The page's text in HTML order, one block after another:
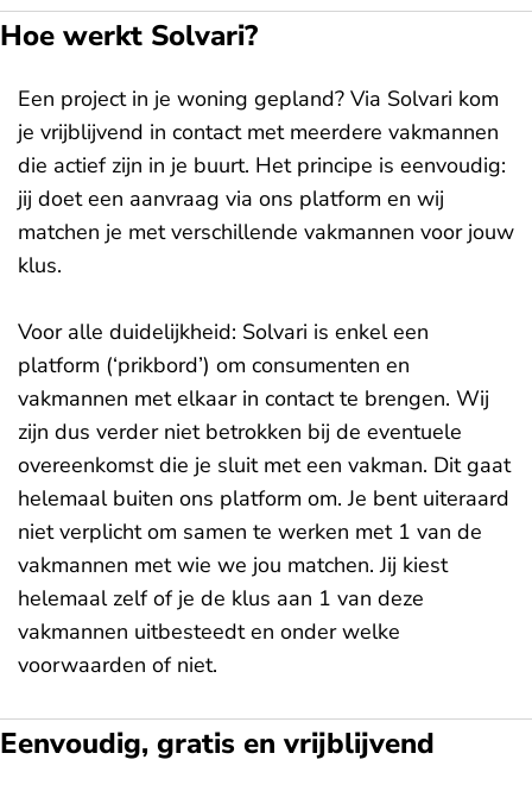
Hoe werkt Solvari?
Een project in je woning gepland? Via Solvari kom
je vrijblijvend in contact met meerdere vakmannen
die actief zijn in je buurt. Het principe is eenvoudig:
jij doet een aanvraag via ons platform en wij
matchen je met verschillende vakmannen voor jouw
klus.
Voor alle duidelijkheid: Solvari is enkel een
platform (‘prikbord’) om consumenten en
vakmannen met elkaar in contact te brengen. Wij
zijn dus verder niet betrokken bij de eventuele
overeenkomst die je sluit met een vakman. Dit gaat
helemaal buiten ons platform om. Je bent uiteraard
niet verplicht om samen te werken met 1 van de
vakmannen met wie we jou matchen. Jij kiest
helemaal zelf of je de klus aan 1 van deze
vakmannen uitbesteedt en onder welke
voorwaarden of niet.
Eenvoudig, gratis en vrijblijvend